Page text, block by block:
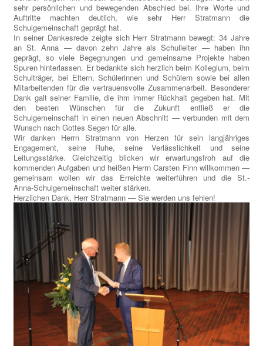
sehr persönlichen und bewegenden Abschied bei. Ihre Worte und
Auftritte machten deutlich, wie sehr Herr Stratmann die
Schulgemeinschaft geprägt hat.
In seiner Dankesrede zeigte sich Herr Stratmann bewegt: 34 Jahre
an St. Anna — davon zehn Jahre als Schulleiter — haben ihn
geprägt, so viele Begegnungen und gemeinsame Projekte haben
Spuren hinterlassen. Er bedankte sich herzlich beim Kollegium, beim
Schulträger, bei Eltern, Schülerinnen und Schülern sowie bei allen
Mitarbeitenden für die vertrauensvolle Zusammenarbeit. Besonderer
Dank galt seiner Familie, die ihm immer Rückhalt gegeben hat. Mit
den besten Wünschen für die Zukunft entließ er die
Schulgemeinschaft in einen neuen Abschnitt — verbunden mit dem
Wunsch nach Gottes Segen für alle.
Wir danken Herrn Stratmann von Herzen für sein langjähriges
Engagement, seine Ruhe, seine Verlässlichkeit und seine
Leitungsstärke. Gleichzeitig blicken wir erwartungsfroh auf die
kommenden Aufgaben und heißen Herrn Carsten Finn willkommen —
gemeinsam wollen wir das Erreichte weiterführen und die St.-
Anna‑Schulgemeinschaft weiter stärken.
Herzlichen Dank, Herr Stratmann — Sie werden uns fehlen!